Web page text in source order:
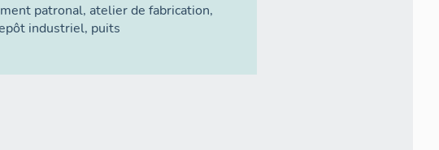
patronal, atelier de fabrication,
industriel, puits